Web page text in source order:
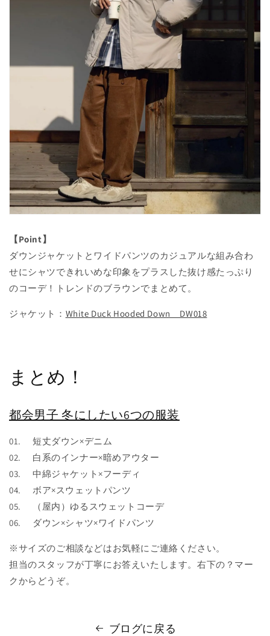
【Point】
ダウンジャケットとワイドパンツのカジュアルな組み合わ
せにシャツできれいめな印象をプラスした抜け感たっぷり
のコーデ！トレンドのブラウンでまとめて。
ジャケット： White Duck Hooded Down DW018
まとめ！
都会男子 冬にしたい6つの服装
01. 短丈ダウン×デニム
02. 白系のインナー×暗めアウター
03. 中綿ジャケット×フーディ
04. ボア×スウェットパンツ
05.
（屋内）ゆるスウェットコーデ
06.
ダウン×シャツ×ワイドパンツ
※サイズのご相談などはお気軽にご連絡ください。
担当のスタッフが丁寧にお答えいたします。右下の？マー
クからどうぞ。
ブログに戻る